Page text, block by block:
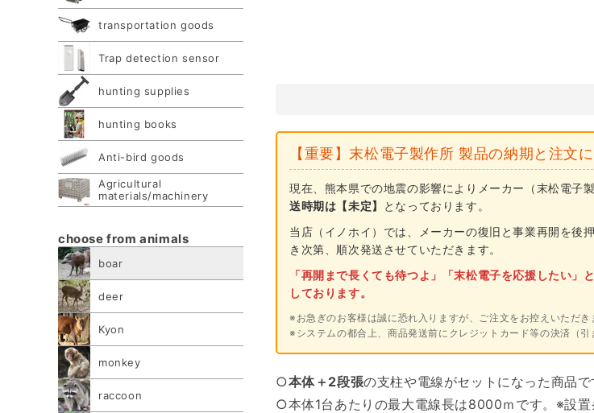
transportation goods
Trap detection sensor
hunting supplies
hunting books
Anti-bird goods
Agricultural
materials/machinery
choose from animals
boar
deer
Kyon
monkey
raccoon
【重要】末松電子製作所 製品の納期と注文
現在、熊本県での地震の影響によりメーカー（末松電子
送時期は【未定】
となっております。
当店（イノホイ）では、メーカーの復旧と事業再開を後
き次第、順次発送させていただきます。
「再開まで長くても待つよ」「末松電子を応援したい
しております。
※お急ぎのお客様は誠に恐れ入りますが、ご注文をお控えいただき
※システムの都合上、商品発送前にクレジットカード等の決済（
○本体＋ 2段張の支柱や電線がセットになった商品で
○本体1台あたりの最大電線長は8000ｍです。※設置